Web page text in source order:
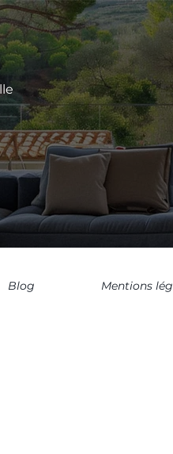
Blog Mentions